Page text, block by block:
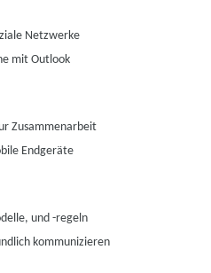
Netzwerke
mit Outlook
Zusammenarbeit
Endgeräte
und -regeln
kommunizieren